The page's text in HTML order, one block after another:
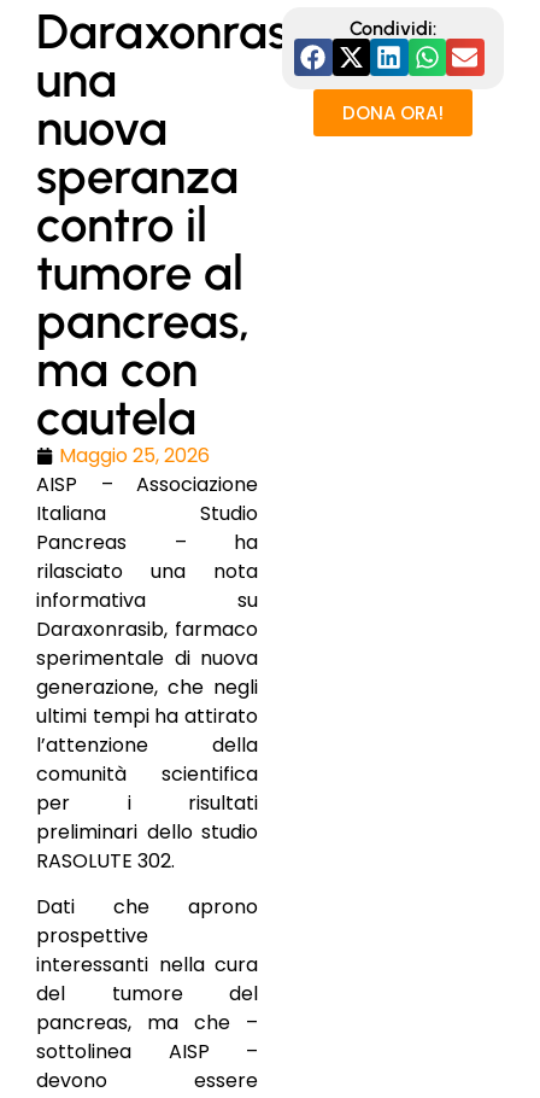
Daraxonrasib:
una
nuova
speranza
contro il
tumore al
pancreas,
ma con
cautela
Maggio 25, 2026
AISP – Associazione
Italiana Studio
Pancreas – ha
rilasciato una nota
informativa su
Daraxonrasib, farmaco
sperimentale di nuova
generazione, che negli
ultimi tempi ha attirato
l’attenzione della
comunità scientifica
per i risultati
preliminari dello studio
RASOLUTE 302.
Dati che aprono
prospettive
interessanti nella cura
del tumore del
pancreas, ma che –
sottolinea AISP –
devono essere
Condividi:
DONA ORA!